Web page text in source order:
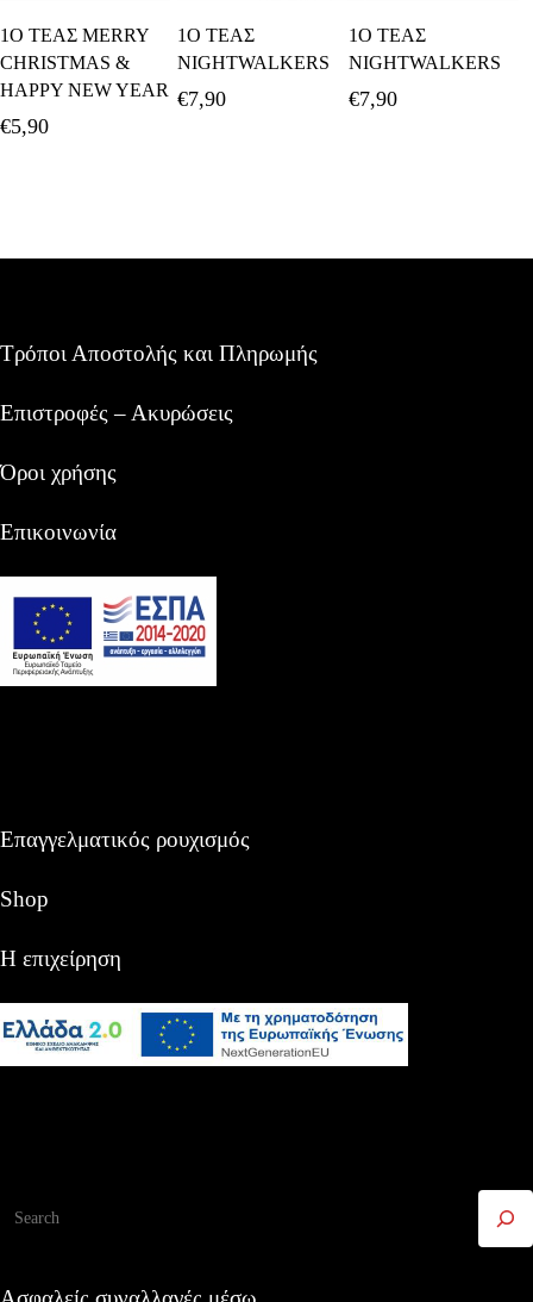
Καλάθι
1Ο ΤΕΑΣ MERRY
CHRISTMAS &
HAPPY NEW YEAR
€5,90
Περισσότερα
1Ο ΤΕΑΣ
NIGHTWALKERS
€7,90
Καλάθι
1Ο ΤΕΑΣ
NIGHTWALKERS
€7,90
Τρόποι Αποστολής και Πληρωμής
Επιστροφές – Ακυρώσεις
Όροι χρήσης
Επικοινωνία
Επαγγελματικός ρουχισμός
Shop
Η επιχείρηση